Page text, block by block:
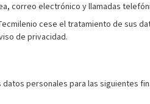
correo electrónico y llamadas
cese el tratamiento de sus
de privacidad.
personales para las siguientes